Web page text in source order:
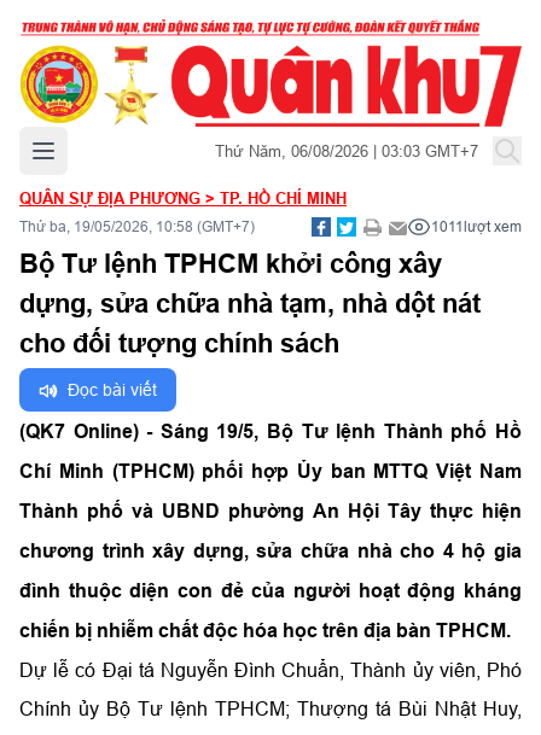
Mở menu chính Thứ Năm, 06/08/2026 | 03:03 GMT+7
QUÂN SỰ ĐỊA PHƯƠNG > TP. HỒ CHÍ MINH
Thứ ba, 19/05/2026, 10:58 (GMT+7) 1011lượt xem
Bộ Tư lệnh TPHCM khởi công xây
dựng, sửa chữa nhà tạm, nhà dột nát
cho đối tượng chính sách
Đọc bài viết
(QK7 Online) - Sáng 19/5, Bộ Tư lệnh Thành phố Hồ
Chí Minh (TPHCM) phối hợp Ủy ban MTTQ Việt Nam
Thành phố và UBND phường An Hội Tây thực hiện
chương trình xây dựng, sửa chữa nhà cho 4 hộ gia
đình thuộc diện con đẻ của người hoạt động kháng
chiến bị nhiễm chất độc hóa học trên địa bàn TPHCM.
Dự lễ có Đại tá Nguyễn Đình Chuẩn, Thành ủy viên, Phó
Chính ủy Bộ Tư lệnh TPHCM; Thượng tá Bùi Nhật Huy,